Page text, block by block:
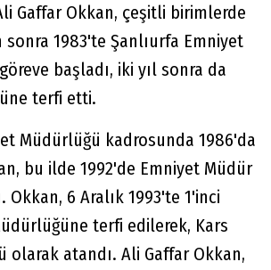
Gaffar Okkan, çeşitli birimlerde
sonra 1983'te Şanlıurfa Emniyet
başladı, iki yıl sonra da
terfi etti.
Müdürlüğü kadrosunda 1986'da
bu ilde 1992'de Emniyet Müdür
Okkan, 6 Aralık 1993'te 1'inci
terfi edilerek, Kars
olarak atandı. Ali Gaffar Okkan,